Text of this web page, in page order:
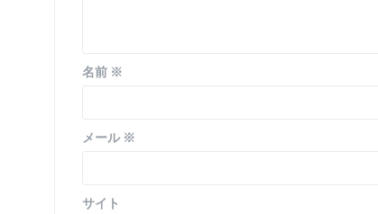
名前 ※
メール ※
サイト